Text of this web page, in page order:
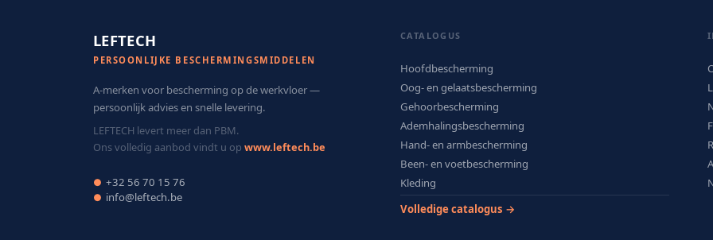
LEFTECH
PERSOONLIJKE BESCHERMINGSMIDDELEN
A-merken voor bescherming op de werkvloer —
persoonlijk advies en snelle levering.
LEFTECH levert meer dan PBM.
Ons volledig aanbod vindt u op www.leftech.be
● +32 56 70 15 76
● info@leftech.be
CATALOGUS
Hoofdbescherming
Oog- en gelaatsbescherming
Gehoorbescherming
Ademhalingsbescherming
Hand- en armbescherming
Been- en voetbescherming
Kleding
Volledige catalogus →